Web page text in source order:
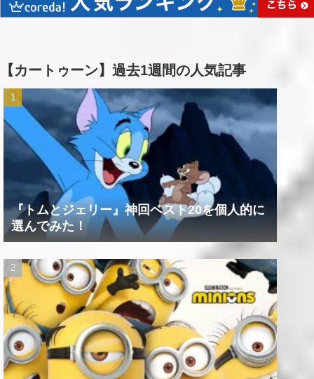
【カートゥーン】過去1週間の人気記事
『トムとジェリー』神回ベスト20を個人的に
選んでみた！